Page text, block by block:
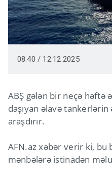
08:40 / 12.12.2025
ABŞ gələn bir neçə həftə
daşıyan əlavə tankerlərin
araşdırır.
AFN.az xəbər verir ki, bu
mənbələrə istinadən